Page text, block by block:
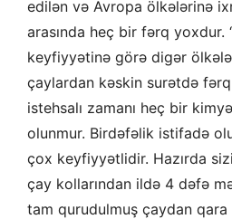
edilən və Avropa ölkələrinə
arasında heç bir fərq yoxdur.
keyfiyyətinə görə digər
çaylardan kəskin surətdə
istehsalı zamanı heç bir
olunmur. Birdəfəlik istifadə
çox keyfiyyətlidir. Hazırda
çay kollarından ildə 4 dəfə
tam qurudulmuş çaydan